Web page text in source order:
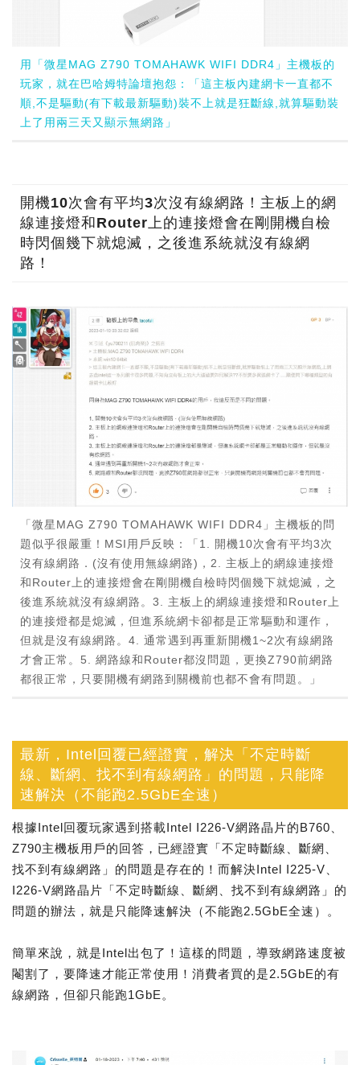
用「微星MAG Z790 TOMAHAWK WIFI DDR4」主機板的
玩家，就在巴哈姆特論壇抱怨：「這主板內建網卡一直都不
順,不是驅動(有下載最新驅動)裝不上就是狂斷線,就算驅動裝
上了用兩三天又顯示無網路」
開機10次會有平均3次沒有線網路！主板上的網
線連接燈和Router上的連接燈會在剛開機自檢
時閃個幾下就熄滅，之後進系統就沒有線網
路！
「微星MAG Z790 TOMAHAWK WIFI DDR4」主機板的問
題似乎很嚴重！MSI用戶反映：「1. 開機10次會有平均3次
沒有線網路．(沒有使用無線網路)，2. 主板上的網線連接燈
和Router上的連接燈會在剛開機自檢時閃個幾下就熄滅，之
後進系統就沒有線網路。3. 主板上的網線連接燈和Router上
的連接燈都是熄滅，但進系統網卡卻都是正常驅動和運作，
但就是沒有線網路。4. 通常遇到再重新開機1~2次有線網路
才會正常。5. 網路線和Router都沒問題，更換Z790前網路
都很正常，只要開機有網路到關機前也都不會有問題。」
最新，Intel回覆已經證實，解決「不定時斷
線、斷網、找不到有線網路」的問題，只能降
速解決（不能跑2.5GbE全速）
根據Intel回覆玩家遇到搭載Intel I226-V網路晶片的B760、
Z790主機板用戶的回答，已經證實「不定時斷線、斷網、
找不到有線網路」的問題是存在的！而解決Intel I225-V、
I226-V網路晶片「不定時斷線、斷網、找不到有線網路」的
問題的辦法，就是只能降速解決（不能跑2.5GbE全速）。
簡單來說，就是Intel出包了！這樣的問題，導致網路速度被
閹割了，要降速才能正常使用！消費者買的是2.5GbE的有
線網路，但卻只能跑1GbE。